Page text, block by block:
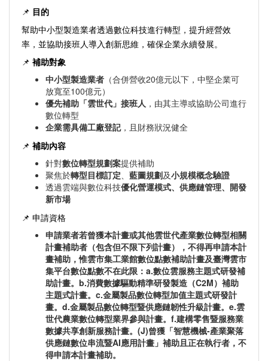
📌 目的
幫助中小型製造業者透過數位科技進行轉型，提升經營效
率，並協助接班人導入創新思維，確保企業永續發展。
📌 補助對象
中小型製造業者 （合併營收20億元以下，中堅企業可
放寬至100億元）
優先補助「雲世代」接班人 ，由其主導或協助公司進行
數位轉型
企業需具備工廠登記，且財務狀況健全
📌 補助內容
針對數位轉型規劃案提供補助
聚焦於轉型目標訂定 藍圖規劃及小規模概念驗證
透過雲端與數位科技優化營運模式、供應鏈管理、開發
新市場
📌 申請資格
申請業者若曾獲本計畫或其他雲世代產業數位轉型相關
計畫補助者（包含但不限下列計畫），不得再申請本計
畫補助，惟雲市集工業館數位點數補助計畫及臺灣雲市
集平台數位點數不在此限： a.數位雲服務主題式研發補
助計畫。 b.消費數據驅動精準研發製造（C2M）補助
主題式計畫。 c.金屬製品數位轉型加值主題式研發計
畫。 d.金屬製品數位轉型暨供應鏈韌性升級計畫。 e.雲
世代農業數位轉型業界參與計畫。 f.建構零售暨服務業
數據共享創新服務計畫。 (J)曾獲「智慧機械-產業聚落
供應鏈數位串流暨AI應用計畫」補助且正在執行者，不
得申請本計畫補助。